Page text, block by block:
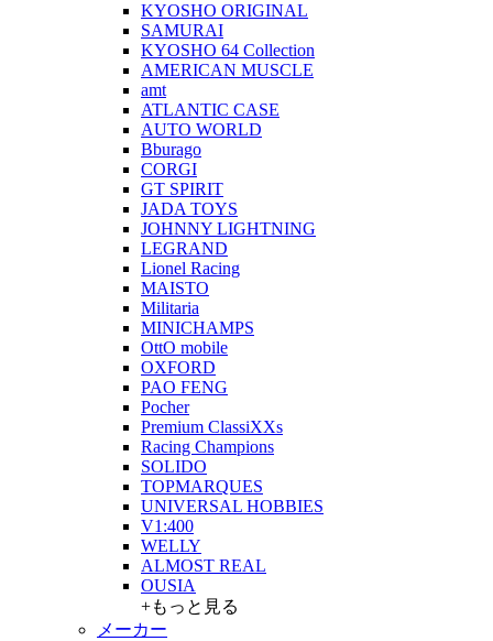
KYOSHO ORIGINAL
SAMURAI
KYOSHO 64 Collection
AMERICAN MUSCLE
amt
ATLANTIC CASE
AUTO WORLD
Bburago
CORGI
GT SPIRIT
JADA TOYS
JOHNNY LIGHTNING
LEGRAND
Lionel Racing
MAISTO
Militaria
MINICHAMPS
OttO mobile
OXFORD
PAO FENG
Pocher
Premium ClassiXXs
Racing Champions
SOLIDO
TOPMARQUES
UNIVERSAL HOBBIES
V1:400
WELLY
ALMOST REAL
OUSIA
+もっと見る
メーカー